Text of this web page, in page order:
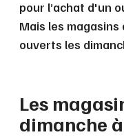
pour l’achat d'un
Mais les magasins
ouverts les
Les
dimanche à